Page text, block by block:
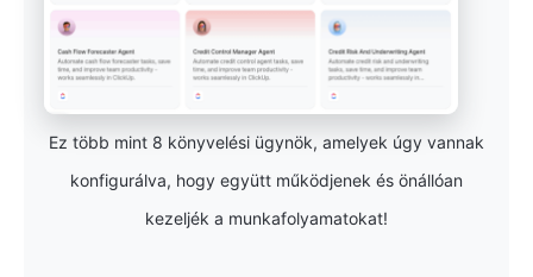
Ez több mint 8 könyvelési ügynök, amelyek úgy vannak
konfigurálva, hogy együtt működjenek és önállóan
kezeljék a munkafolyamatokat!